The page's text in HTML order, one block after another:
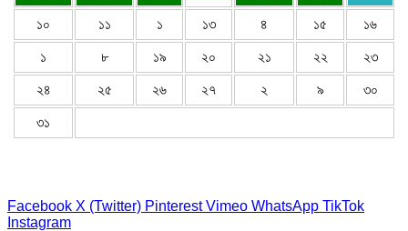
১০ ১১ ১ ১৩ ৪ ১৫ ১৬
১ ৮ ১৯ ২০ ২১ ২২ ২৩
২৪ ২৫ ২৬ ২৭ ২ ৯ ৩০
৩১
Facebook X (Twitter) Pinterest Vimeo WhatsApp TikTok
Instagram